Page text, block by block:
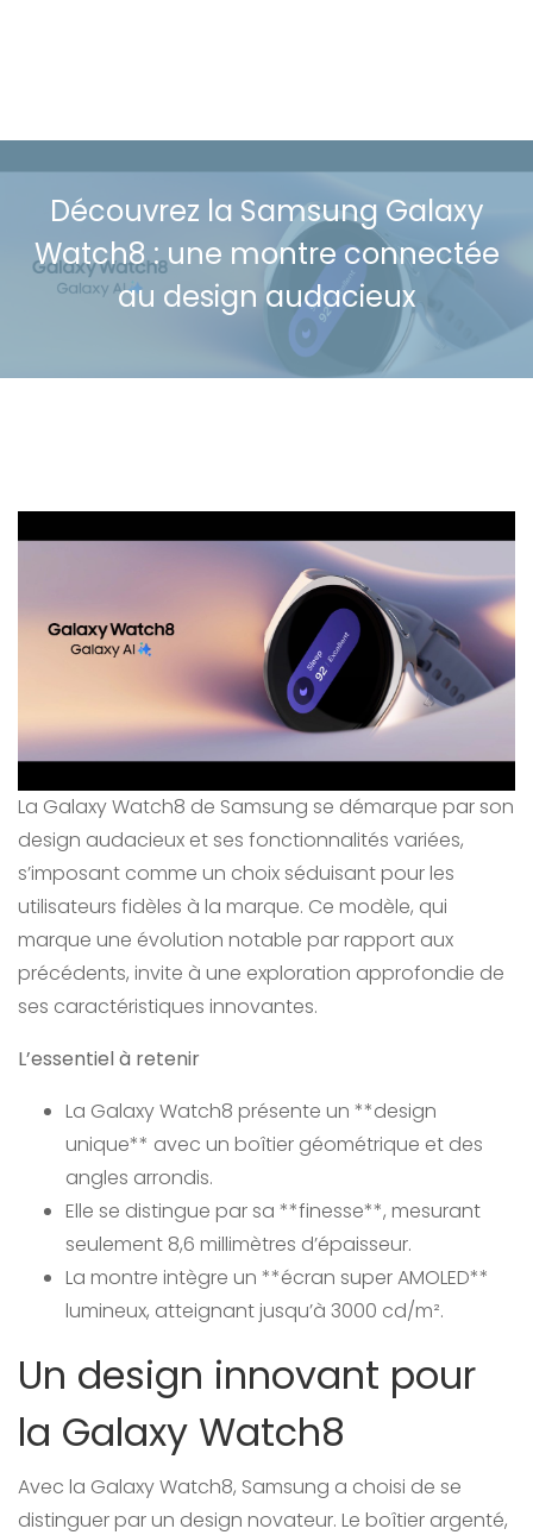
Découvrez la Samsung Galaxy
Watch8 : une montre connectée
au design audacieux
La Galaxy Watch8 de Samsung se démarque par son
design audacieux et ses fonctionnalités variées,
s’imposant comme un choix séduisant pour les
utilisateurs fidèles à la marque. Ce modèle, qui
marque une évolution notable par rapport aux
précédents, invite à une exploration approfondie de
ses caractéristiques innovantes.
L’essentiel à retenir
La Galaxy Watch8 présente un **design
unique** avec un boîtier géométrique et des
angles arrondis.
Elle se distingue par sa **finesse**, mesurant
seulement 8,6 millimètres d’épaisseur.
La montre intègre un **écran super AMOLED**
lumineux, atteignant jusqu’à 3000 cd/m².
Un design innovant pour
la Galaxy Watch8
Avec la Galaxy Watch8, Samsung a choisi de se
distinguer par un design novateur. Le boîtier argenté,